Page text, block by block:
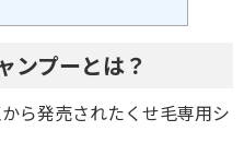
ンプーとは？
ら発売されたくせ毛専用シ